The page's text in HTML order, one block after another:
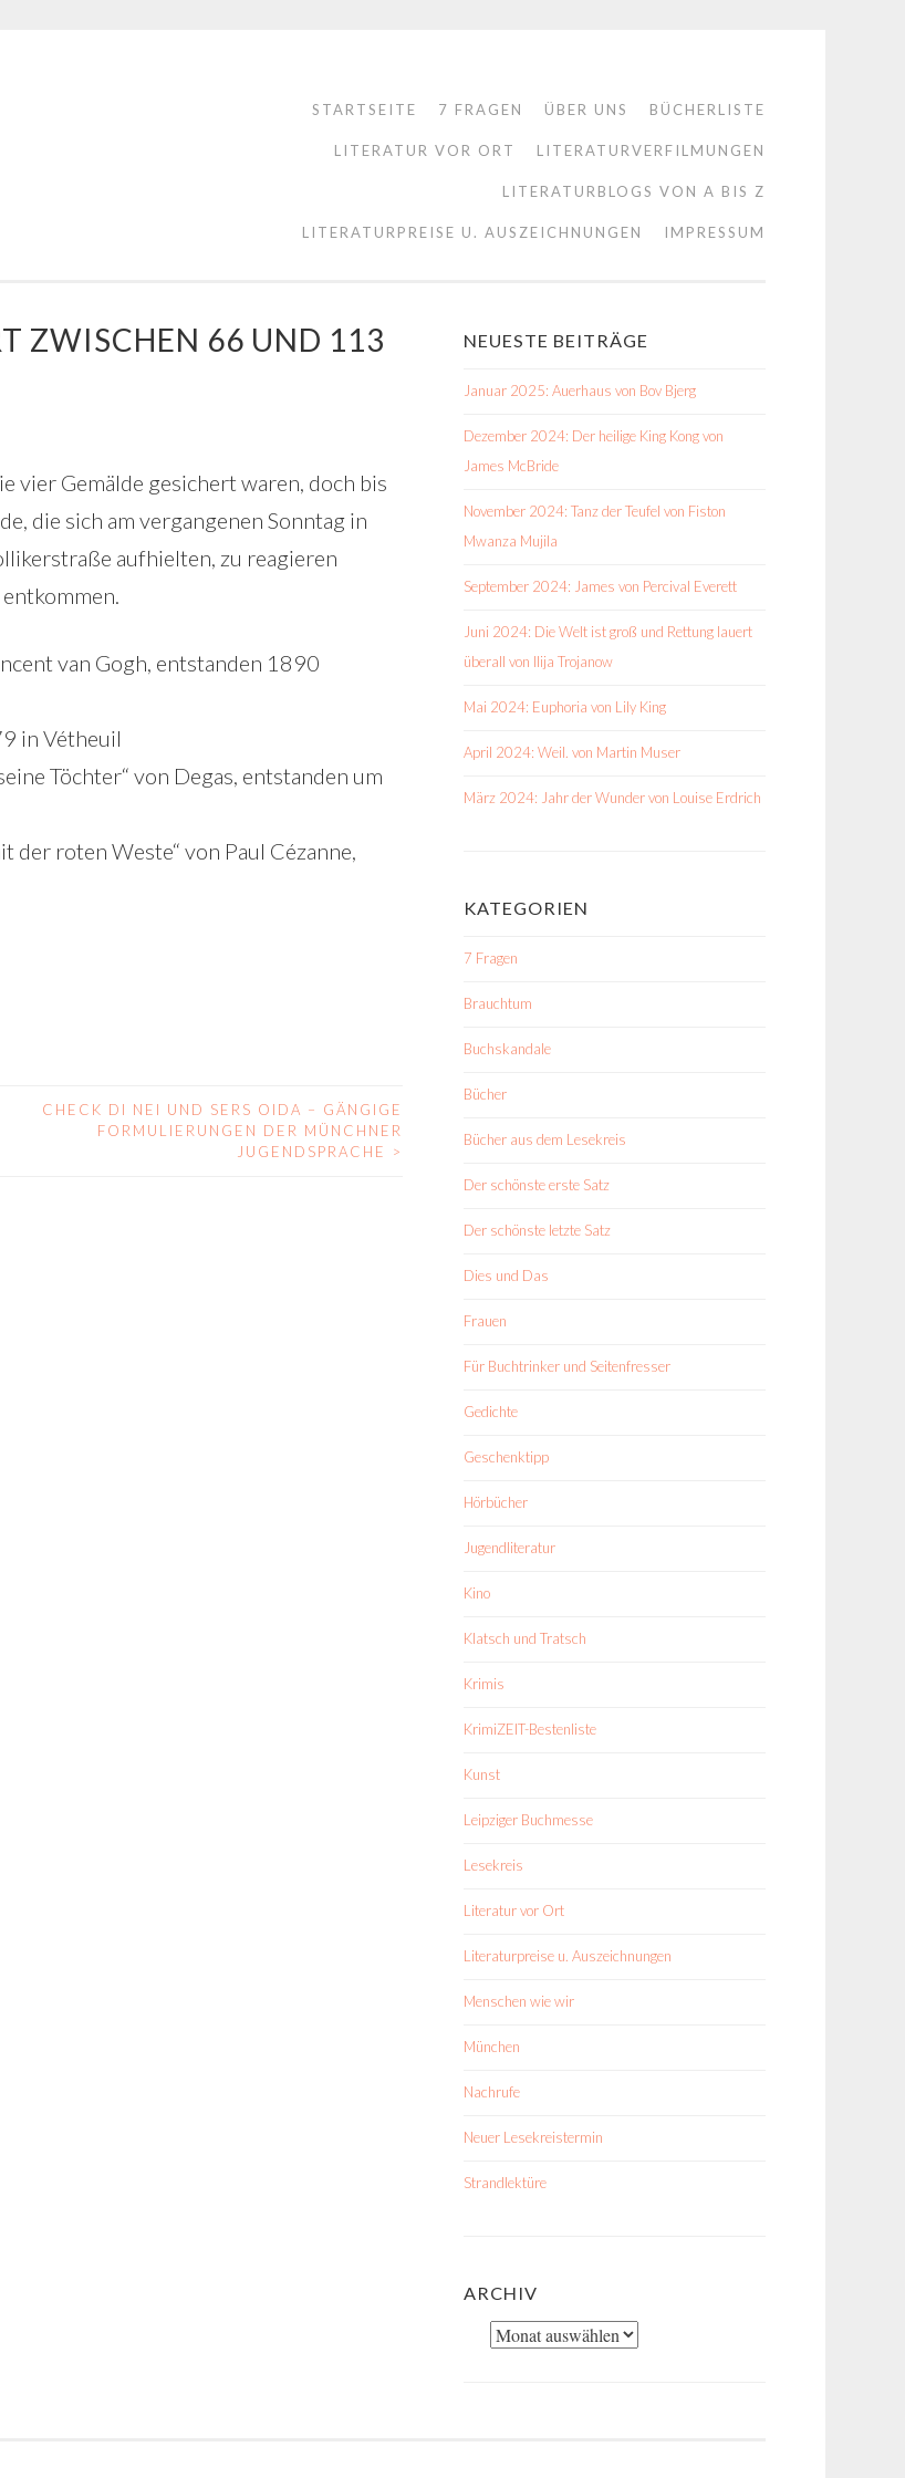
STARTSEITE 7 FRAGEN ÜBER UNS BÜCHERLISTE
LITERATUR VOR ORT LITERATURVERFILMUNGEN
LITERATURBLOGS VON A BIS Z
LITERATURPREISE U. AUSZEICHNUNGEN IMPRESSUM
ZWISCHEN 66 UND 113
vier Gemälde gesichert waren, doch bis
die sich am vergangenen Sonntag in
aufhielten, zu reagieren
van Gogh, entstanden 1890
in Vétheuil
Töchter“ von Degas, entstanden um
der roten Weste“ von Paul Cézanne,
CHECK DI NEI UND SERS OIDA – GÄNGIGE
FORMULIERUNGEN DER MÜNCHNER
JUGENDSPRACHE >
NEUESTE BEITRÄGE
Januar 2025: Auerhaus von Bov Bjerg
Dezember 2024: Der heilige King Kong von
James McBride
November 2024: Tanz der Teufel von Fiston
Mwanza Mujila
September 2024: James von Percival Everett
Juni 2024: Die Welt ist groß und Rettung lauert
überall von Ilija Trojanow
Mai 2024: Euphoria von Lily King
April 2024: Weil. von Martin Muser
März 2024: Jahr der Wunder von Louise Erdrich
KATEGORIEN
7 Fragen
Brauchtum
Buchskandale
Bücher
Bücher aus dem Lesekreis
Der schönste erste Satz
Der schönste letzte Satz
Dies und Das
Frauen
Für Buchtrinker und Seitenfresser
Gedichte
Geschenktipp
Hörbücher
Jugendliteratur
Kino
Klatsch und Tratsch
Krimis
KrimiZEIT-Bestenliste
Kunst
Leipziger Buchmesse
Lesekreis
Literatur vor Ort
Literaturpreise u. Auszeichnungen
Menschen wie wir
München
Nachrufe
Neuer Lesekreistermin
Strandlektüre
ARCHIV
Archiv